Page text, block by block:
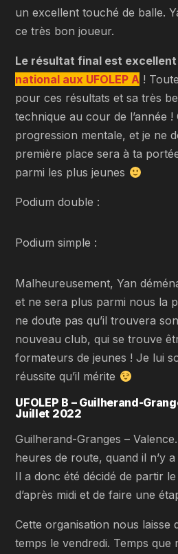
un excellent touché de balle.
ce très bon joueur.
Le résultat final est excellent
national aux UFOLEP A !
pour ces résultats et sa très
technique au cour de l’année
progression mentale, et je ne
première place sera à ta
parmi les plus jeunes
Podium double :
Podium simple :
Malheureusement, Yan
et ne sera plus parmi nous la
ne doute pas qu’il trouvera
nouveau club, qui se trouve
formateurs de jeunes ! Je lui
réussite qu’il mérite
UFOLEP B – Guilherand-
Juillet 2022
Guilherand-Granges –
heures de route, quand il n’y
Il a donc été décidé de partir
d’après midi et de faire une
Cette organisation nous laisse
temps le vendredi. Temps